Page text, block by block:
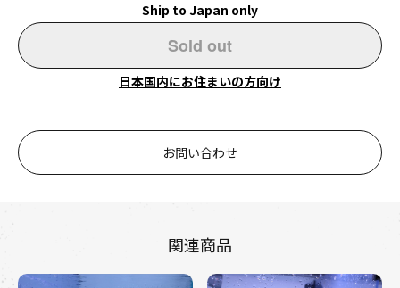
Ship to Japan only
Sold out
日本国内にお住まいの方向け
お問い合わせ
関連商品